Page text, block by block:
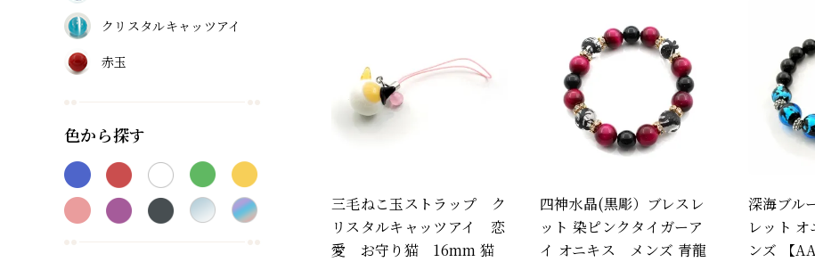
三毛ねこ玉ストラップ ク
リスタルキャッツアイ 恋
愛 お守り猫 16mm 猫
四神水晶(黒彫）ブレスレ
ット 染ピンクタイガーア
イ オニキス メンズ 青龍
深海ブル
レット
ンズ 【
クリスタルキャッツアイ
赤玉
色から探す